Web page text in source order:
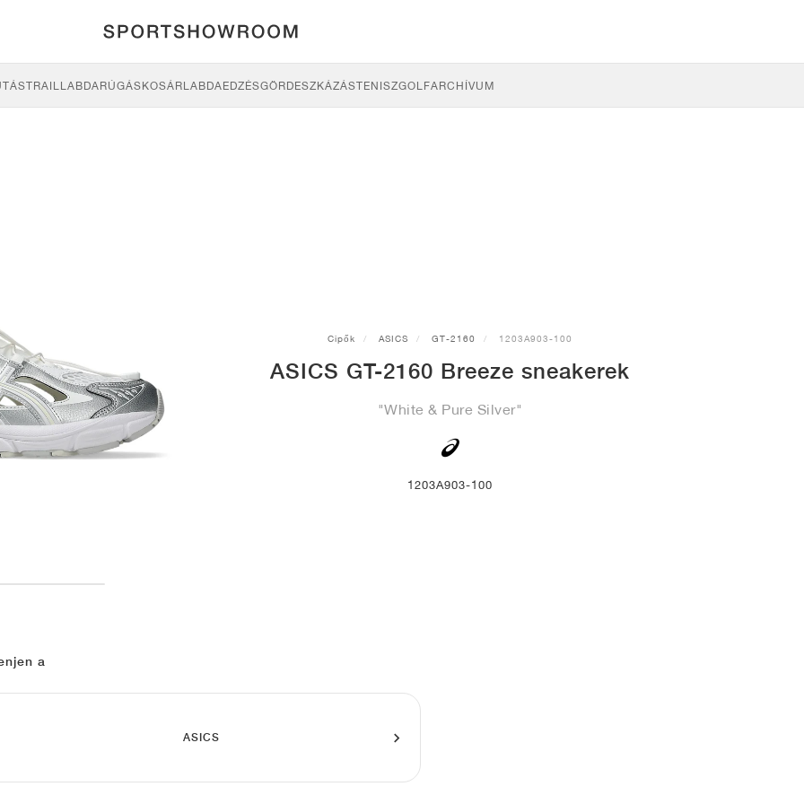
TRAILLABDARÚGÁSKOSÁRLABDAEDZÉSGÖRDESZKÁZÁSTENISZGOLFARCHÍVUM
Cipők ASICS GT-2160 1203A903-100
ASICS GT-2160 Breeze sneakerek
"White & Pure Silver"
1203A903-100
a
ASICS